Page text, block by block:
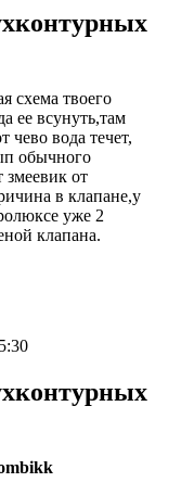
схема твоего
ее всунуть,там
чево вода течет,
обычного
змеевик от
в клапане,у
уже 2
клапана.